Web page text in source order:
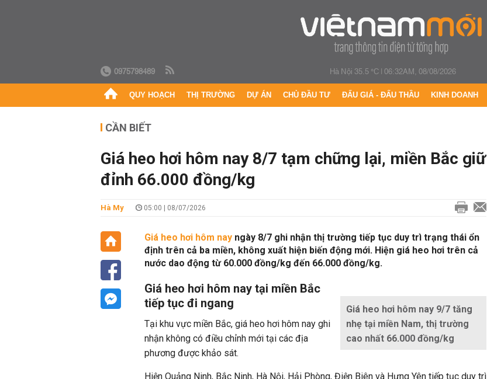
0975798489 Hà Nội 35.5 °C|06:32AM, 08/08/2026
QUY HOẠCH THỊ TRƯỜNG DỰ ÁN CHỦ ĐẦU TƯ ĐẤU GIÁ - ĐẤU THẦU KINH DOANH
CẦN BIẾT
Giá heo hơi hôm nay 8/7 tạm chững lại, miền Bắc giữ
đỉnh 66.000 đồng/kg
Hà My 05:00 | 08/07/2026
Giá heo hơi hôm nay ngày 8/7 ghi nhận thị trường tiếp tục duy trì trạng thái ổn
định trên cả ba miền, không xuất hiện biến động mới. Hiện giá heo hơi trên cả
nước dao động từ 60.000 đồng/kg đến 66.000 đồng/kg.
Giá heo hơi hôm nay 9/7 tăng
nhẹ tại miền Nam, thị trường
cao nhất 66.000 đồng/kg
Giá heo hơi hôm nay tại miền Bắc
tiếp tục đi ngang
Tại khu vực miền Bắc, giá heo hơi hôm nay ghi
nhận không có điều chỉnh mới tại các địa
phương được khảo sát.
Hiện Quảng Ninh, Bắc Ninh, Hà Nội, Hải Phòng, Điện Biên và Hưng Yên tiếp tục duy trì